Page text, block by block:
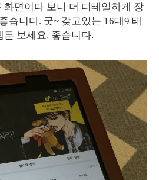
화면이다 보니 더 디테일하게 장
습니다. 굿~ 갖고있는 16대9 태
보세요. 좋습니다.